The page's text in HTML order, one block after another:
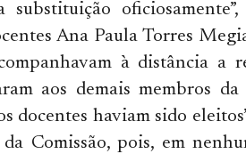
substituição
Ana Paula Torres
à distância a
aos demais membros
docentes haviam sido
da Comissão, pois, em